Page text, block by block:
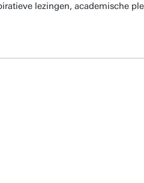
lezingen, academische